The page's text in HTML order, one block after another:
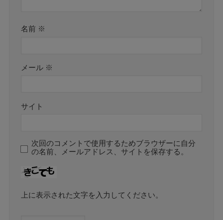
名前 ※
メール ※
サイト
次回のコメントで使用するためブラウザーに自分
の名前、メールアドレス、サイトを保存する。
上に表示された文字を入力してください。